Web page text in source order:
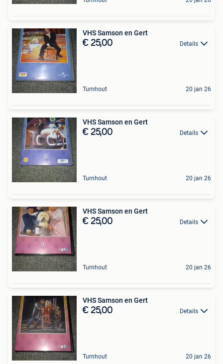
VHS Samson en Gert
€ 25,00 Details
Turnhout 20 jan 26
VHS Samson en Gert
€ 25,00 Details
Turnhout 20 jan 26
VHS Samson en Gert
€ 25,00 Details
Turnhout 20 jan 26
VHS Samson en Gert
€ 25,00 Details
Turnhout 20 jan 26